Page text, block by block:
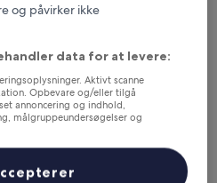
Hotel
og påvirker ikke
data for at levere:
Aktivt scanne
Opbevare og/eller tilgå
annoncering og indhold,
målgruppeundersøgelser og